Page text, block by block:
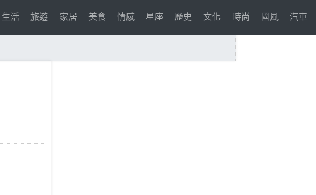
生活 旅遊 家居 美食 情感 星座 歷史 文化 時尚 國風 汽車